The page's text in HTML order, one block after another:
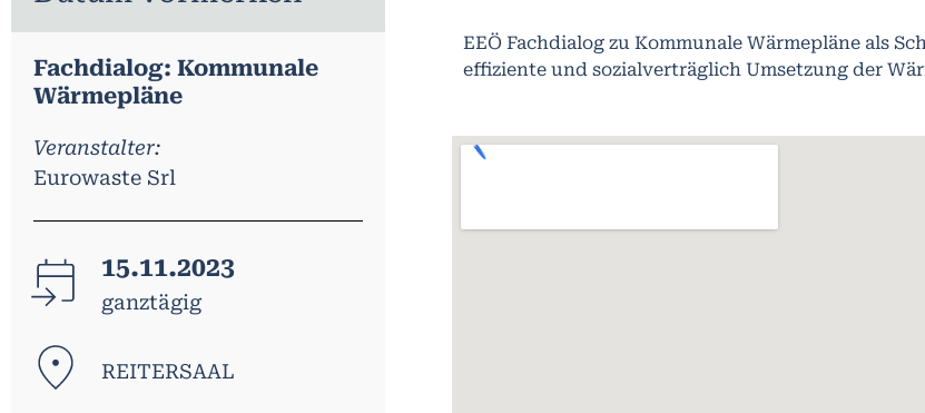
Fachdialog: Kommunale
Wärmepläne
Veranstalter:
Eurowaste Srl
15.11.2023
ganztägig
REITERSAAL
EEÖ Fachdialog zu Kommunale Wärmepläne als
effiziente und sozialverträglich Umsetzung der